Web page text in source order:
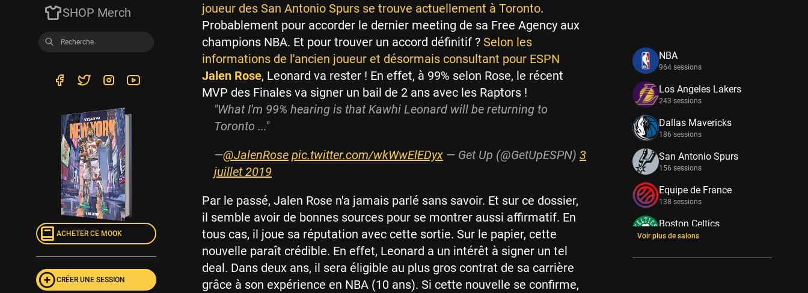
joueur des San Antonio Spurs se trouve actuellement à Toronto.
Probablement pour accorder le dernier meeting de sa Free Agency aux
champions NBA. Et pour trouver un accord définitif ? Selon les
informations de l'ancien joueur et désormais consultant pour ESPN
Jalen Rose, Leonard va rester ! En effet, à 99% selon Rose, le récent
MVP des Finales va signer un bail de 2 ans avec les Raptors !
"What I'm 99% hearing is that Kawhi Leonard will be returning to
Toronto ..."
—@JalenRose pic.twitter.com/wkWwElEDyx — Get Up (@GetUpESPN) 3
juillet 2019
Par le passé, Jalen Rose n'a jamais parlé sans savoir. Et sur ce dossier,
il semble avoir de bonnes sources pour se montrer aussi affirmatif. En
tous cas, il joue sa réputation avec cette sortie. Sur le papier, cette
nouvelle paraît crédible. En effet, Leonard a un intérêt à signer un tel
deal. Dans deux ans, il sera éligible au plus gros contrat de sa carrière
grâce à son expérience en NBA (10 ans). Si cette nouvelle se confirme,
SHOP Merch
ACHETER CE MOOK
CRÉER UNE SESSION
NBA
964 sessions
Los Angeles Lakers
243 sessions
Dallas Mavericks
186 sessions
San Antonio Spurs
156 sessions
Equipe de France
138 sessions
Boston Celtics
133 sessions
New York Knicks
Voir plus de salons